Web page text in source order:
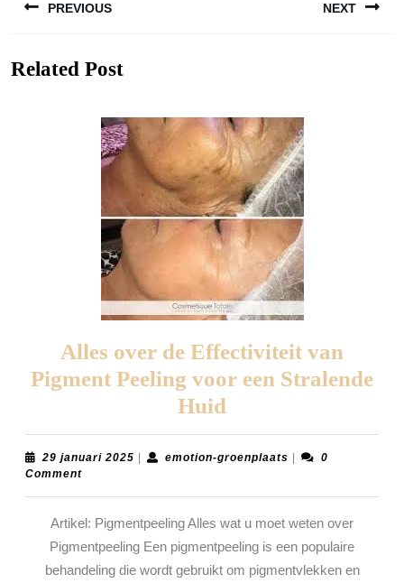
PREVIOUS
post:
NEXT
Related Post
Alles over de Effectiviteit van
Pigment Peeling voor een Stralende
Huid
over
de
van
Pigment
Peeling
29 januari 2025 29
| emotion-groenplaatsemotion-
|
0
Comment
Artikel: Pigmentpeeling Alles wat u moet weten over
Pigmentpeeling Een pigmentpeeling is een populaire
behandeling die wordt gebruikt om pigmentvlekken en